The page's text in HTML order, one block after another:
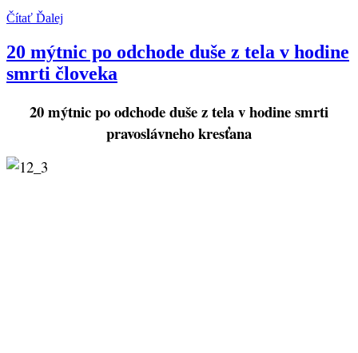
Čítať Ďalej
20 mýtnic po odchode duše z tela v hodine
smrti človeka
20 mýtnic po odchode duše z tela v hodine smrti
pravoslávneho kresťana